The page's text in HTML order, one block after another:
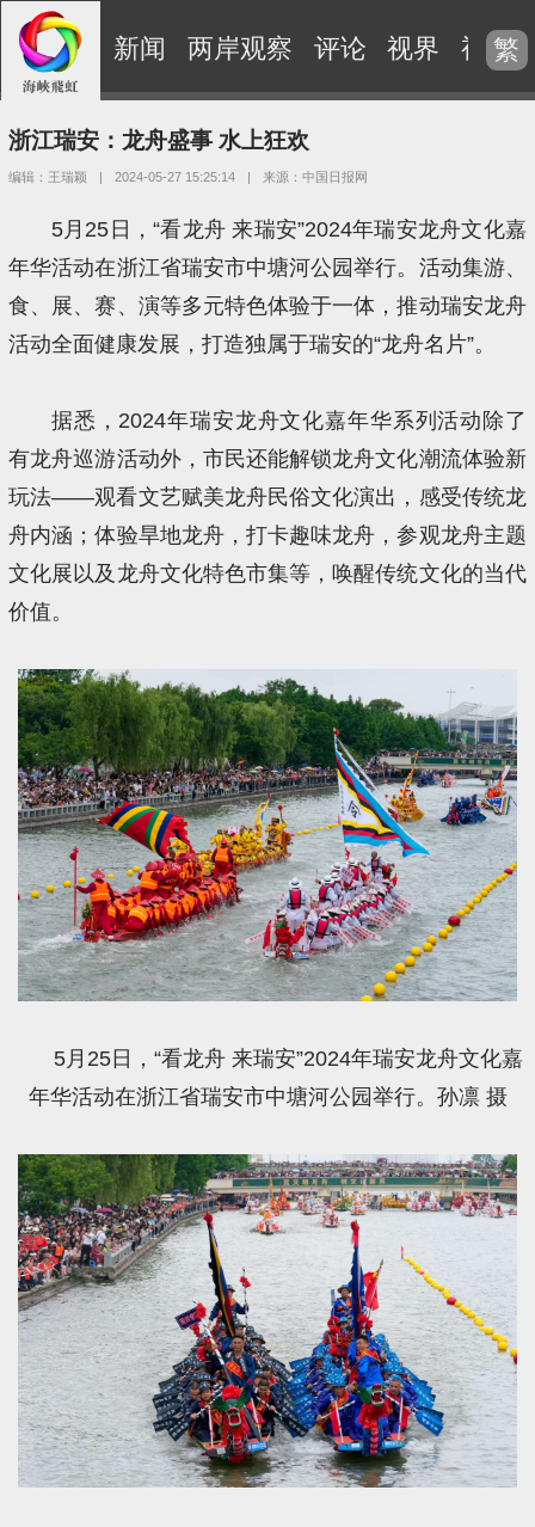
新闻 两岸观察 评论 视界 视频
繁
浙江瑞安：龙舟盛事 水上狂欢
编辑：王瑞颖 | 2024-05-27 15:25:14 | 来源：中国日报网
5月25日，“看龙舟 来瑞安”2024年瑞安龙舟文化嘉
年华活动在浙江省瑞安市中塘河公园举行。活动集游、
食、展、赛、演等多元特色体验于一体，推动瑞安龙舟
活动全面健康发展，打造独属于瑞安的“龙舟名片”。
据悉，2024年瑞安龙舟文化嘉年华系列活动除了
有龙舟巡游活动外，市民还能解锁龙舟文化潮流体验新
玩法——观看文艺赋美龙舟民俗文化演出，感受传统龙
舟内涵；体验旱地龙舟，打卡趣味龙舟，参观龙舟主题
文化展以及龙舟文化特色市集等，唤醒传统文化的当代
价值。
5月25日，“看龙舟 来瑞安”2024年瑞安龙舟文化嘉
年华活动在浙江省瑞安市中塘河公园举行。孙凛 摄